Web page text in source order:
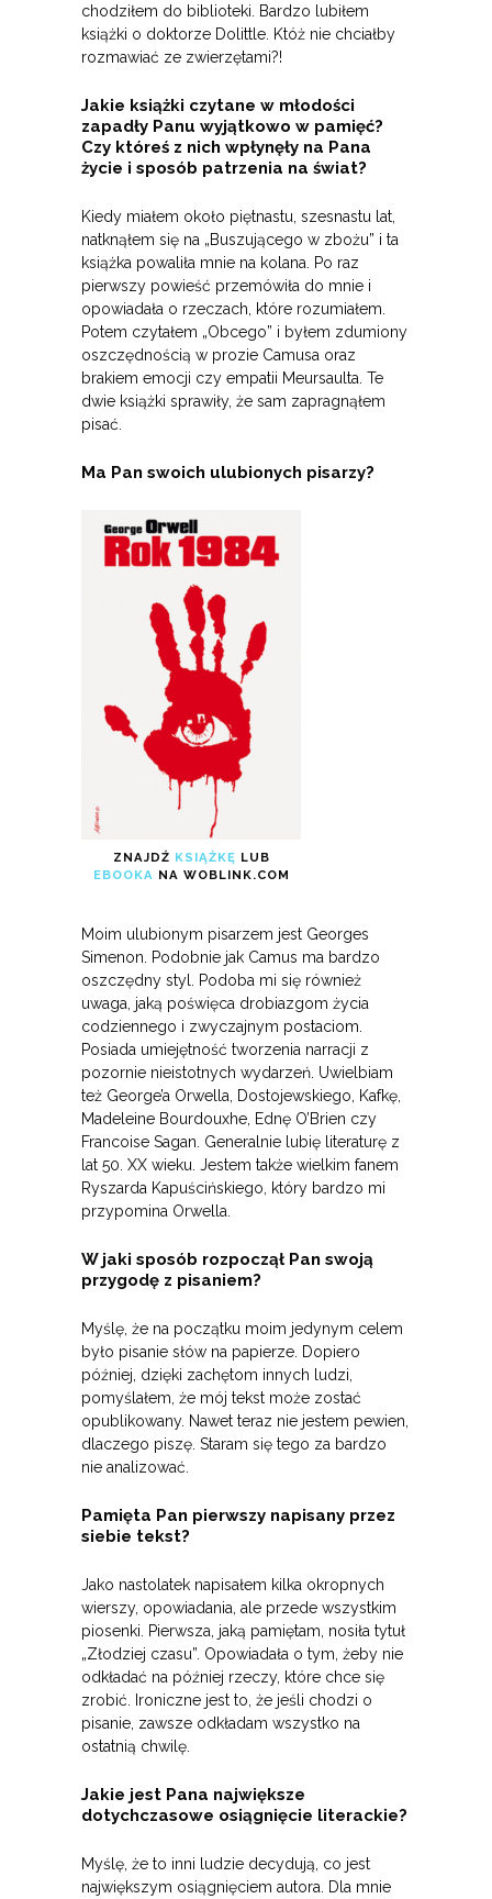
chodziłem do biblioteki. Bardzo lubiłem
książki o doktorze Dolittle. Któż nie chciałby
rozmawiać ze zwierzętami?!
Jakie książki czytane w młodości
zapadły Panu wyjątkowo w pamięć?
Czy któreś z nich wpłynęły na Pana
życie i sposób patrzenia na świat?
Kiedy miałem około piętnastu, szesnastu lat,
natknąłem się na „Buszującego w zbożu” i ta
książka powaliła mnie na kolana. Po raz
pierwszy powieść przemówiła do mnie i
opowiadała o rzeczach, które rozumiałem.
Potem czytałem „Obcego” i byłem zdumiony
oszczędnością w prozie Camusa oraz
brakiem emocji czy empatii Meursaulta. Te
dwie książki sprawiły, że sam zapragnąłem
pisać.
Ma Pan swoich ulubionych pisarzy?
ZNAJDŹ KSIĄŻKĘ LUB
EBOOKA NA WOBLINK.COM
Moim ulubionym pisarzem jest Georges
Simenon. Podobnie jak Camus ma bardzo
oszczędny styl. Podoba mi się również
uwaga, jaką poświęca drobiazgom życia
codziennego i zwyczajnym postaciom.
Posiada umiejętność tworzenia narracji z
pozornie nieistotnych wydarzeń. Uwielbiam
też George’a Orwella, Dostojewskiego, Kafkę,
Madeleine Bourdouxhe, Ednę O’Brien czy
Francoise Sagan. Generalnie lubię literaturę z
lat 50. XX wieku. Jestem także wielkim fanem
Ryszarda Kapuścińskiego, który bardzo mi
przypomina Orwella.
W jaki sposób rozpoczął Pan swoją
przygodę z pisaniem?
Myślę, że na początku moim jedynym celem
było pisanie słów na papierze. Dopiero
później, dzięki zachętom innych ludzi,
pomyślałem, że mój tekst może zostać
opublikowany. Nawet teraz nie jestem pewien,
dlaczego piszę. Staram się tego za bardzo
nie analizować.
Pamięta Pan pierwszy napisany przez
siebie tekst?
Jako nastolatek napisałem kilka okropnych
wierszy, opowiadania, ale przede wszystkim
piosenki. Pierwsza, jaką pamiętam, nosiła tytuł
„Złodziej czasu”. Opowiadała o tym, żeby nie
odkładać na później rzeczy, które chce się
zrobić. Ironiczne jest to, że jeśli chodzi o
pisanie, zawsze odkładam wszystko na
ostatnią chwilę.
Jakie jest Pana największe
dotychczasowe osiągnięcie literackie?
Myślę, że to inni ludzie decydują, co jest
największym osiągnięciem autora. Dla mnie